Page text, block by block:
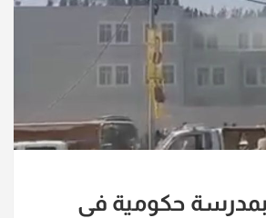
بمدرسة حكومية في